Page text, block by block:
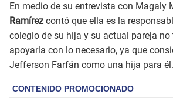
En medio de su entrevista con Magaly
Ramírez contó que ella es la
colegio de su hija y su actual pareja no
apoyarla con lo necesario, ya que
Jefferson Farfán como una hija para él.